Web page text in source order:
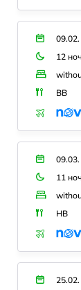
12
BB
11
HB